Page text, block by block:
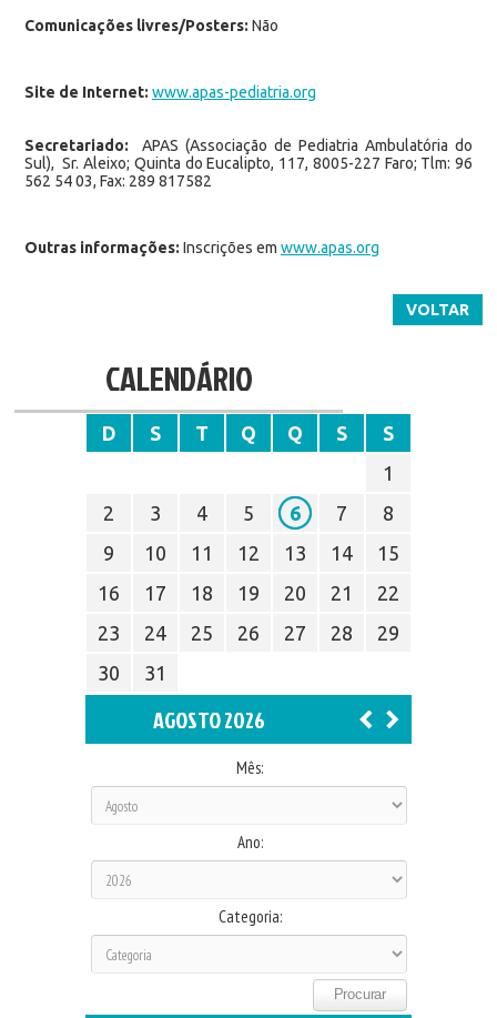
Comunicações livres/Posters: Não
Site de Internet: www.apas-pediatria.org
Secretariado: APAS (Associação de Pediatria Ambulatória do
Sul), Sr. Aleixo; Quinta do Eucalipto, 117, 8005-227 Faro; Tlm: 96
562 54 03, Fax: 289 817582
Outras informações: Inscrições em www.apas.org
VOLTAR
CALENDÁRIO
D S T Q Q S
S
1
2
3 4 5 6 7
8
9
10 11 12 13 14
15
16
17 18 19 20 21
22
23
24 25 26 27 28
29
30
31
AGOSTO 2026
Mês:
Ano:
Categoria: